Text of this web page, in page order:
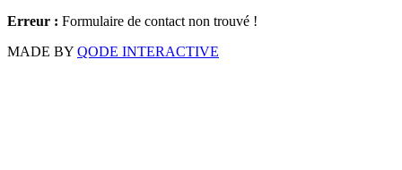
Erreur : Formulaire de contact non trouvé !
MADE BY QODE INTERACTIVE